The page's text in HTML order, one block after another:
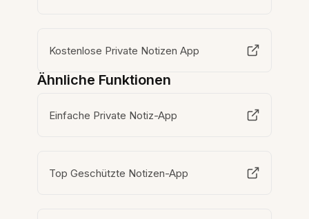
Kostenlose Private Notizen App
Ähnliche Funktionen
Einfache Private Notiz-App
Top Geschützte Notizen-App